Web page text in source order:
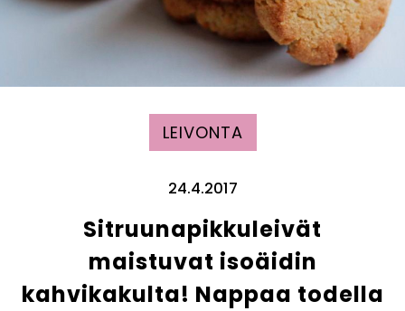
LEIVONTA
24.4.2017
Sitruunapikkuleivät
maistuvat isoäidin
kahvikakulta! Nappaa todella